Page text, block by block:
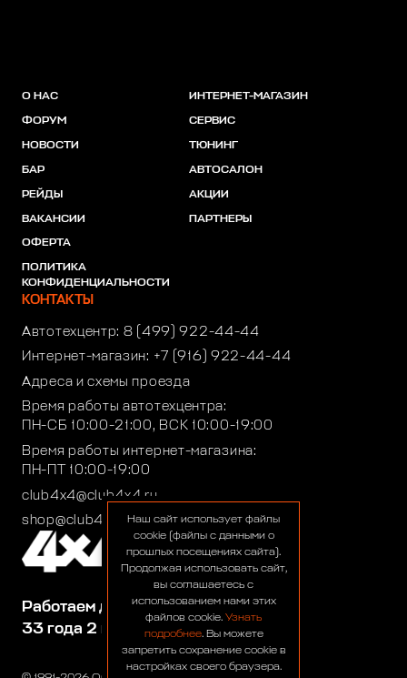
Работаем для вас:
33 года 2 месяца 25 дней
О НАС
ФОРУМ
НОВОСТИ
БАР
РЕЙДЫ
ВАКАНСИИ
ОФЕРТА
ПОЛИТИКА
КОНФИДЕНЦИАЛЬНОСТИ
ИНТЕРНЕТ-МАГАЗИН
СЕРВИС
ТЮНИНГ
АВТОСАЛОН
АКЦИИ
ПАРТНЕРЫ
КОНТАКТЫ
Автотехцентр: 8 (499) 922-44-44
Интернет-магазин: +7 (916) 922-44-44
Адреса и схемы проезда
Время работы автотехцентра:
ПН-СБ 10:00-21:00, ВСК 10:00-19:00
Время работы интернет-магазина:
ПН-ПТ 10:00-19:00
club4x4@club4x4.ru
shop@club4x4.ruНаш сайт использует файлы
cookie (файлы с данными о
прошлых посещениях сайта).
Продолжая использовать сайт,
вы соглашаетесь с
использованием нами этих
файлов cookie. Узнать
подробнее. Вы можете
запретить сохранение cookie в
настройках своего браузера.